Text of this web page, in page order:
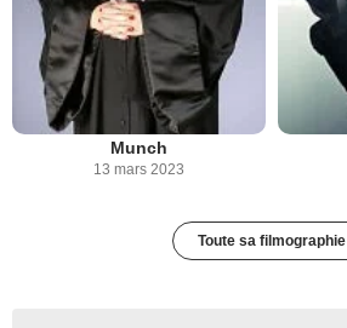
Munch
13 mars 2023
Toute sa filmographie